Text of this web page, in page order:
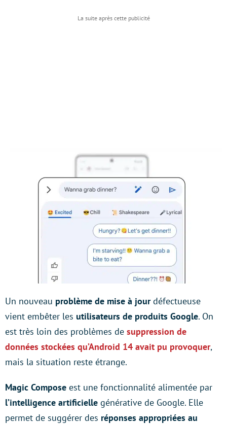
Un nouveau problème de mise à jourdéfectueuse
vient embêter les utilisateurs de produits Google. On
est très loin des problèmes de suppression de
données stockées qu’Android 14 avait pu provoquer,
mais la situation reste étrange.
Magic Compose est une fonctionnalité alimentée par
l’intelligence artificielle générative de Google. Elle
permet de suggérer des réponses appropriées au